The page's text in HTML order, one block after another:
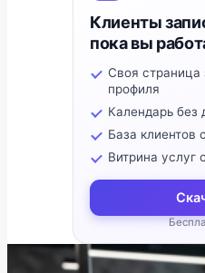
Клиенты
пока вы
Своя
профиля
Календарь без
База клиентов
Витрина услуг